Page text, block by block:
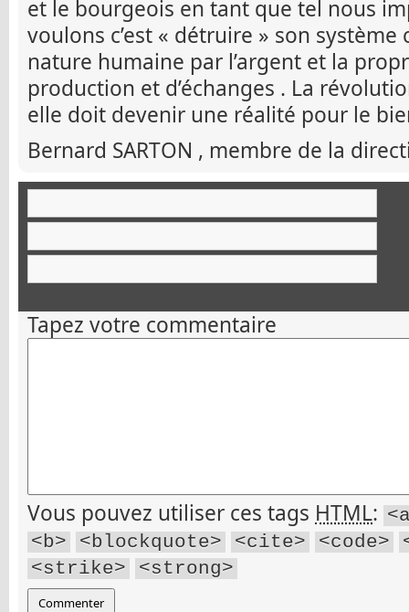
et le bourgeois en tant que tel nous
voulons c’est « détruire » son
nature humaine par l’argent et la
production et d’échanges . La
elle doit devenir une réalité pour le
Bernard SARTON , membre de la
Tapez votre commentaire
Vous pouvez utiliser ces tags HTML:
<b>
<blockquote> <cite> <code>
<strike>
<strong>